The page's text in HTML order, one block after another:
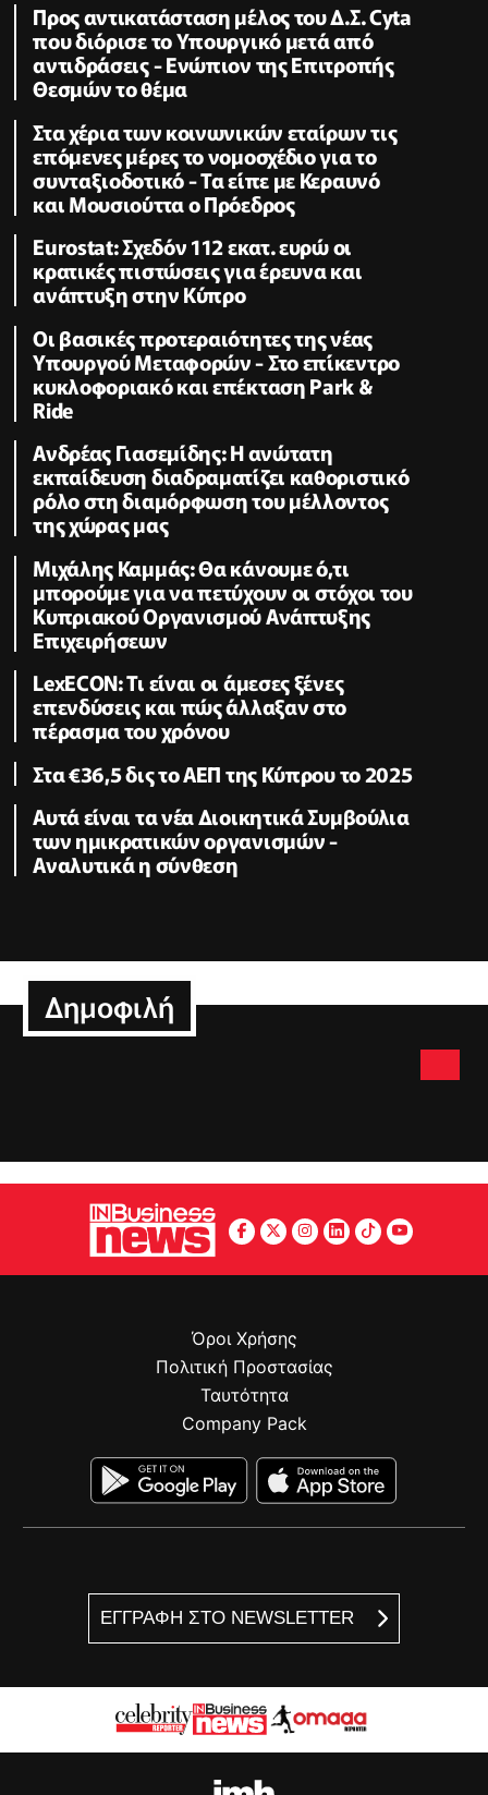
Προς αντικατάσταση μέλος του Δ.Σ. Cyta
που διόρισε το Υπουργικό μετά από
αντιδράσεις - Ενώπιον της Επιτροπής
Θεσμών το θέμα
Στα χέρια των κοινωνικών εταίρων τις
επόμενες μέρες το νομοσχέδιο για το
συνταξιοδοτικό - Τα είπε με Κεραυνό
και Μουσιούττα ο Πρόεδρος
Eurostat: Σχεδόν 112 εκατ. ευρώ οι
κρατικές πιστώσεις για έρευνα και
ανάπτυξη στην Κύπρο
Οι βασικές προτεραιότητες της νέας
Υπουργού Μεταφορών - Στο επίκεντρο
κυκλοφοριακό και επέκταση Park &
Ride
Ανδρέας Γιασεμίδης: Η ανώτατη
εκπαίδευση διαδραματίζει καθοριστικό
ρόλο στη διαμόρφωση του μέλλοντος
της χώρας μας
Μιχάλης Καμμάς: Θα κάνουμε ό,τι
μπορούμε για να πετύχουν οι στόχοι του
Κυπριακού Οργανισμού Ανάπτυξης
Επιχειρήσεων
LexECON: Τι είναι οι άμεσες ξένες
επενδύσεις και πώς άλλαξαν στο
πέρασμα του χρόνου
Στα €36,5 δις το ΑΕΠ της Κύπρου το 2025
Αυτά είναι τα νέα Διοικητικά Συμβούλια
των ημικρατικών οργανισμών -
Αναλυτικά η σύνθεση
Δημοφιλή
ΕΓΓΡΑΦΗ ΣΤΟ NEWSLETTER
Όροι Χρήσης
Πολιτική Προστασίας
Ταυτότητα
Company Pack